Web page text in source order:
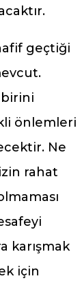
geçtiği
önlemleri
Ne
rahat
karışmak
için